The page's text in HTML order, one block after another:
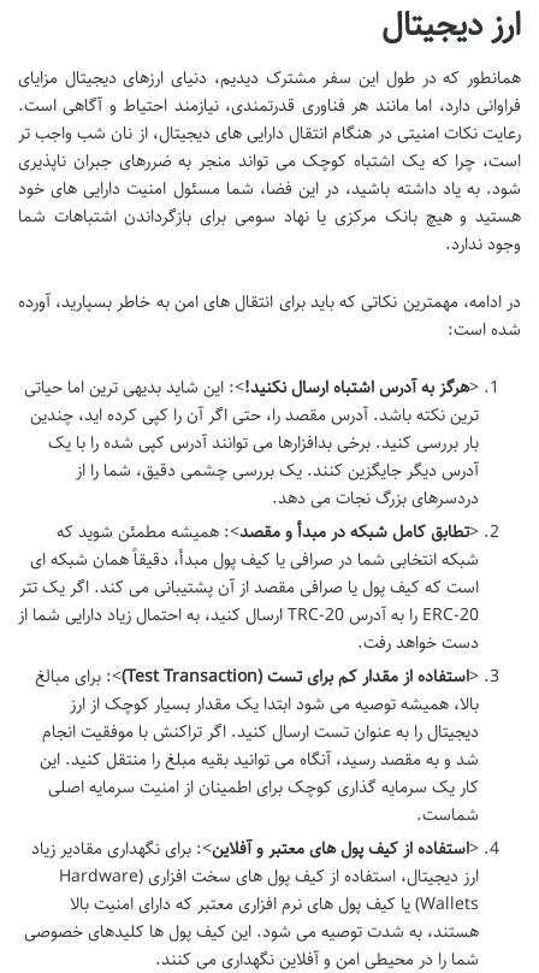
ارز دیجیتال
همانطور که در طول این سفر مشترک دیدیم، دنیای ارزهای دیجیتال مزایای
فراوانی دارد، اما مانند هر فناوری قدرتمندی، نیازمند احتیاط و آگاهی است.
رعایت نکات امنیتی در هنگام انتقال دارایی های دیجیتال، از نان شب واجب تر
است، چرا که یک اشتباه کوچک می تواند منجر به ضررهای جبران ناپذیری
شود. به یاد داشته باشید، در این فضا، شما مسئول امنیت دارایی های خود
هستید و هیچ بانک مرکزی یا نهاد سومی برای بازگرداندن اشتباهات شما
وجود ندارد.
در ادامه، مهمترین نکاتی که باید برای انتقال های امن به خاطر بسپارید، آورده
شده است:
<هرگز به آدرس اشتباه ارسال نکنید!>: این شاید بدیهی ترین اما حیاتی
ترین نکته باشد. آدرس مقصد را، حتی اگر آن را کپی کرده اید، چندین
بار بررسی کنید. برخی بدافزارها می توانند آدرس کپی شده را با یک
آدرس دیگر جایگزین کنند. یک بررسی چشمی دقیق، شما را از
دردسرهای بزرگ نجات می دهد.
<تطابق کامل شبکه در مبدأ و مقصد>: همیشه مطمئن شوید که
شبکه انتخابی شما در صرافی یا کیف پول مبدأ، دقیقاً همان شبکه ای
است که کیف پول یا صرافی مقصد از آن پشتیبانی می کند. اگر یک تتر
ERC-20 را به آدرس TRC-20 ارسال کنید، به احتمال زیاد دارایی شما از
دست خواهد رفت.
<استفاده از مقدار کم برای تست (Test Transaction)
>: برای مبالغ
بالا، همیشه توصیه می شود ابتدا یک مقدار بسیار کوچک از ارز
دیجیتال را به عنوان تست ارسال کنید. اگر تراکنش با موفقیت انجام
شد و به مقصد رسید، آنگاه می توانید بقیه مبلغ را منتقل کنید. این
کار یک سرمایه گذاری کوچک برای اطمینان از امنیت سرمایه اصلی
شماست.
<استفاده از کیف پول های معتبر و آفلاین>: برای نگهداری مقادیر زیاد
ارز دیجیتال، استفاده از کیف پول های سخت افزاری (Hardware
Wallets) یا کیف پول های نرم افزاری معتبر که دارای امنیت بالا
هستند، به شدت توصیه می شود. این کیف پول ها کلیدهای خصوصی
شما را در محیطی امن و آفلاین نگهداری می کنند.